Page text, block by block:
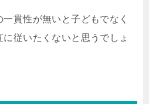
貫性が無いと子どもでなく
従いたくないと思うでしょ